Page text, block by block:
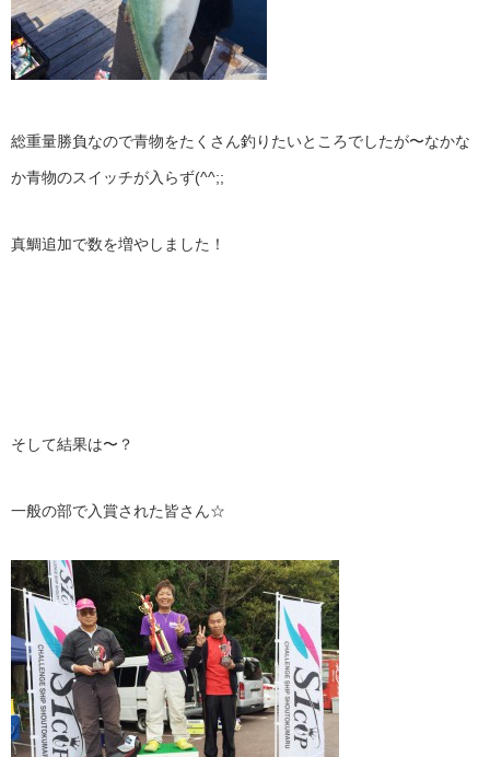
総重量勝負なので青物をたくさん釣りたいところでしたが〜なかな
か青物のスイッチが入らず(^^;;
真鯛追加で数を増やしました！
そして結果は〜？
一般の部で入賞された皆さん☆